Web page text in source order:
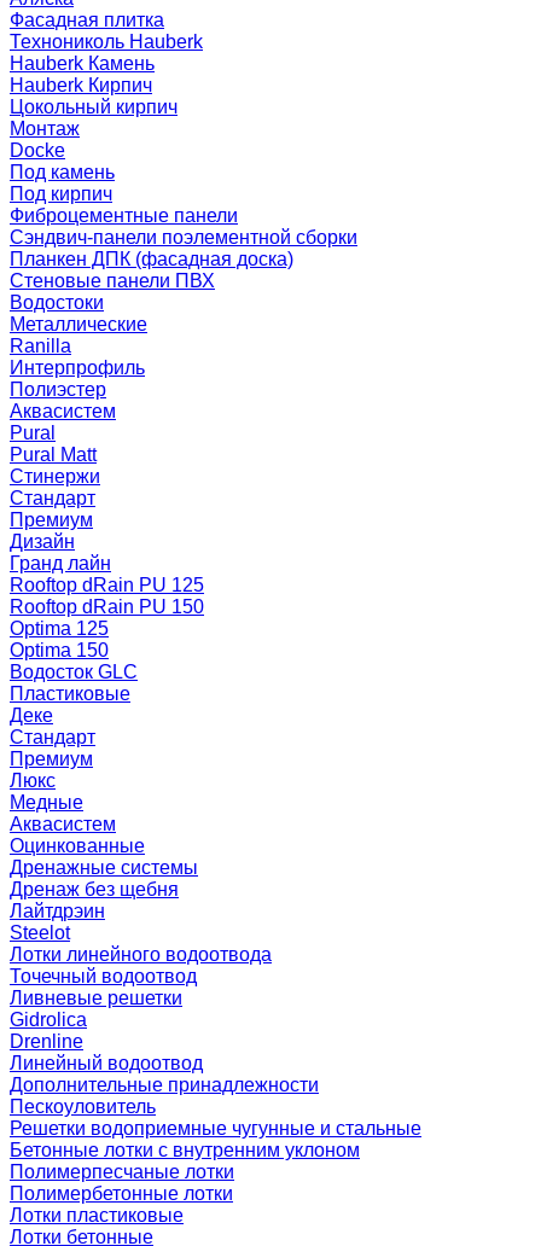
Фасадная плитка
Технониколь Hauberk
Hauberk Камень
Hauberk Кирпич
Цокольный кирпич
Монтаж
Docke
Под камень
Под кирпич
Фиброцементные панели
Сэндвич-панели поэлементной сборки
Планкен ДПК (фасадная доска)
Стеновые панели ПВХ
Водостоки
Металлические
Ranilla
Интерпрофиль
Полиэстер
Аквасистем
Pural
Pural Matt
Стинержи
Стандарт
Премиум
Дизайн
Гранд лайн
Rooftop dRain PU 125
Rooftop dRain PU 150
Optima 125
Optima 150
Водосток GLC
Пластиковые
Деке
Стандарт
Премиум
Люкс
Медные
Аквасистем
Оцинкованные
Дренажные системы
Дренаж без щебня
Лайтдрэин
Steelot
Лотки линейного водоотвода
Точечный водоотвод
Ливневые решетки
Gidrolica
Drenline
Линейный водоотвод
Дополнительные принадлежности
Пескоуловитель
Решетки водоприемные чугунные и стальные
Бетонные лотки с внутренним уклоном
Полимерпесчаные лотки
Полимербетонные лотки
Лотки пластиковые
Лотки бетонные